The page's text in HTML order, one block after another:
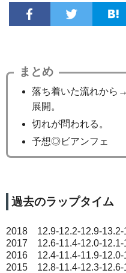
まとめ
落ち着いた流れから
展開。
切れが問われる。
予想◎ビアンフェ
過去のラップタイム
2018 12.9-12.2-12.9-
2017 12.6-11.4-12.0-
2016 12.4-11.4-11.9-
2015 12.8-11.4-12.3-